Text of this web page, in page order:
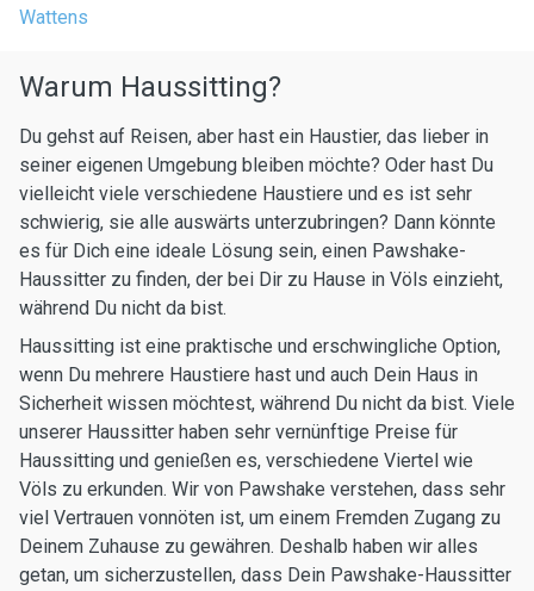
Wattens
Warum Haussitting?
Du gehst auf Reisen, aber hast ein Haustier, das lieber in
seiner eigenen Umgebung bleiben möchte? Oder hast Du
vielleicht viele verschiedene Haustiere und es ist sehr
schwierig, sie alle auswärts unterzubringen? Dann könnte
es für Dich eine ideale Lösung sein, einen Pawshake-
Haussitter zu finden, der bei Dir zu Hause in Völs einzieht,
während Du nicht da bist.
Haussitting ist eine praktische und erschwingliche Option,
wenn Du mehrere Haustiere hast und auch Dein Haus in
Sicherheit wissen möchtest, während Du nicht da bist. Viele
unserer Haussitter haben sehr vernünftige Preise für
Haussitting und genießen es, verschiedene Viertel wie
Völs zu erkunden. Wir von Pawshake verstehen, dass sehr
viel Vertrauen vonnöten ist, um einem Fremden Zugang zu
Deinem Zuhause zu gewähren. Deshalb haben wir alles
getan, um sicherzustellen, dass Dein Pawshake-Haussitter